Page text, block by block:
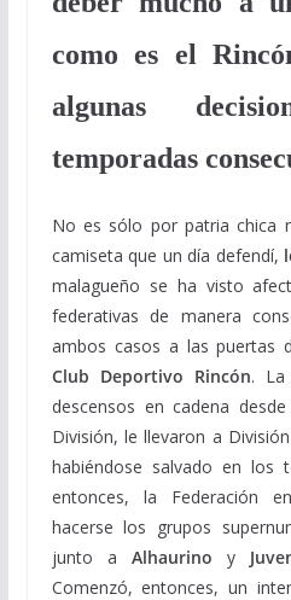
como es el
algunas
temporadas
No es sólo por patria chica
camiseta que un día defendí,
malagueño se ha visto
federativas de manera
ambos casos a las puertas
Club Deportivo Rincón. La
descensos en cadena
División, le llevaron a
habiéndose salvado en los
entonces, la Federación
hacerse los grupos
junto a Alhaurino y
Comenzó, entonces, un